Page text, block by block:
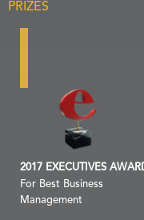
PRIZES
2017 EXECUTIVES
For Best Business
Management